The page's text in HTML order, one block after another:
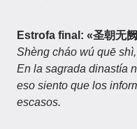
Estrofa final: «圣朝无
Shèng cháo wú quē
En la sagrada dinastía
eso siento que los
escasos.